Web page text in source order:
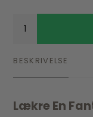
BESKRIVELSE
Lækre En